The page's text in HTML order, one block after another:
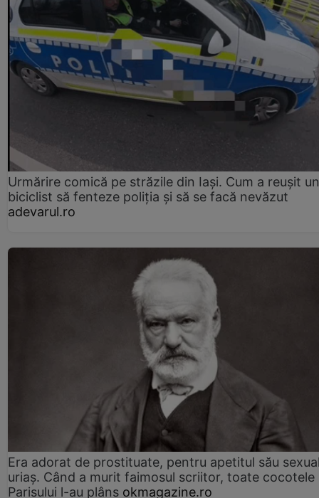
Urmărire comică pe străzile din Iași. Cum a reușit un
biciclist să fenteze poliția și să se facă nevăzut
adevarul.ro
Era adorat de prostituate, pentru apetitul său
uriaș. Când a murit faimosul scriitor, toate cocotele
Parisului l-au plâns okmagazine.ro